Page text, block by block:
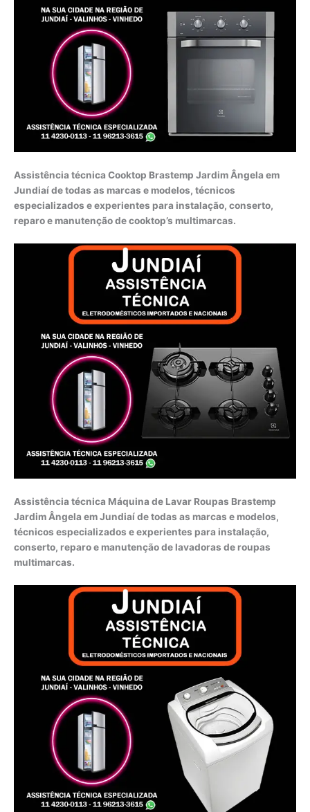
Assistência técnica Cooktop Brastemp Jardim Ângela em
Jundiaí de todas as marcas e modelos, técnicos
especializados e experientes para instalação, conserto,
reparo e manutenção de cooktop’s multimarcas.
Assistência técnica Máquina de Lavar Roupas Brastemp
Jardim Ângela em Jundiaí de todas as marcas e modelos,
técnicos especializados e experientes para instalação,
conserto, reparo e manutenção de lavadoras de roupas
multimarcas.